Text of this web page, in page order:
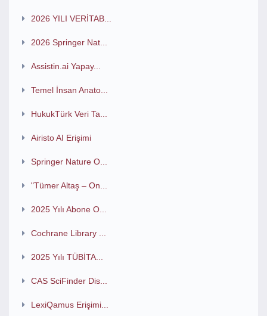
2026 YILI VERİTAB...
2026 Springer Nat...
Assistin.ai Yapay...
Temel İnsan Anato...
HukukTürk Veri Ta...
Airisto AI Erişimi
Springer Nature O...
"Tümer Altaş – On...
2025 Yılı Abone O...
Cochrane Library ...
2025 Yılı TÜBİTA...
CAS SciFinder Dis...
LexiQamus Erişimi...